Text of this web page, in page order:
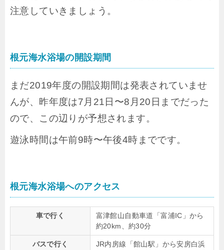
注意していきましょう。
根元海水浴場の開設期間
まだ2019年度の開設期間は発表されていませ
んが、昨年度は7月21日〜8月20日までだった
ので、この辺りが予想されます。
遊泳時間は午前9時〜午後4時までです。
根元海水浴場へのアクセス
車で行く
富津館山自動車道「富浦IC」から
約20km、約30分
バスで行く
JR内房線「館山駅」から安房白浜